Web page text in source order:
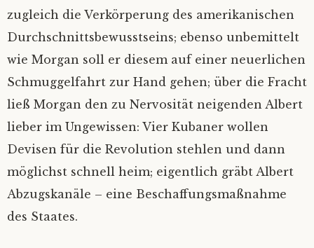
zugleich die Verkörperung des amerikanischen
Durchschnittsbewusstseins; ebenso unbemittelt
wie Morgan soll er diesem auf einer neuerlichen
Schmuggelfahrt zur Hand gehen; über die Fracht
ließ Morgan den zu Nervosität neigenden Albert
lieber im Ungewissen: Vier Kubaner wollen
Devisen für die Revolution stehlen und dann
möglichst schnell heim; eigentlich gräbt Albert
Abzugskanäle – eine Beschaffungsmaßnahme
des Staates.